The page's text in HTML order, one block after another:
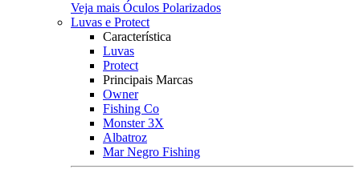
Veja mais Óculos Polarizados
Luvas e Protect
Característica
Luvas
Protect
Principais Marcas
Owner
Fishing Co
Monster 3X
Albatroz
Mar Negro Fishing